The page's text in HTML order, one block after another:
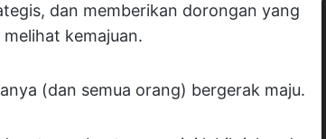
dan memberikan dorongan yang
kemajuan.
(dan semua orang) bergerak maju.